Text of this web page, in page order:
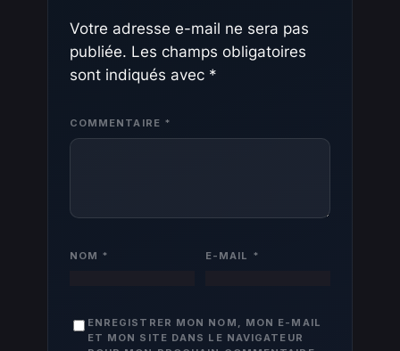
Votre adresse e-mail ne sera pas
publiée. Les champs obligatoires
sont indiqués avec *
COMMENTAIRE *
NOM * E-MAIL *
ENREGISTRER MON NOM, MON E-MAIL
ET MON SITE DANS LE NAVIGATEUR